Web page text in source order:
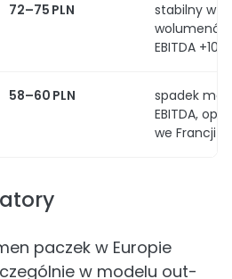
72–75 PLN
stabilny
wolumenów,
EBITDA
58–60 PLN
spadek
EBITDA,
we Francji i
paczek w Europie
w modelu out-